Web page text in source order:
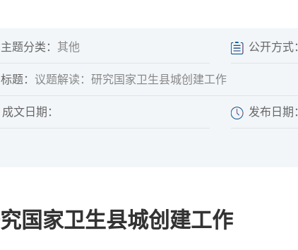
政府开放日 网上调查
主题分类： 其他 公开方式
标题： 议题解读：研究国家卫生县城创建工作
成文日期： 发布日期
国家卫生县城创建工作